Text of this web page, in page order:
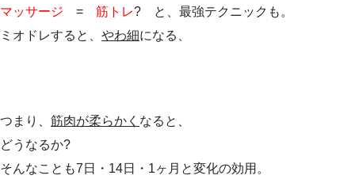
マッサージ = 筋トレ? と、最強テクニックも。
ミオドレすると、 やわ細になる、
つまり、 筋肉が柔らかく なると、
どうなるか?
そんなことも7日・14日・1ヶ月と変化の効用。